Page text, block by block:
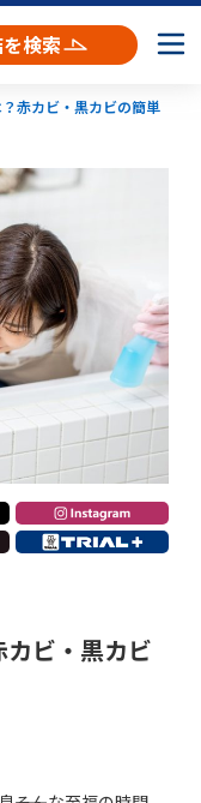
検索
赤カビ・黒カビの簡単
ビ・黒カビ